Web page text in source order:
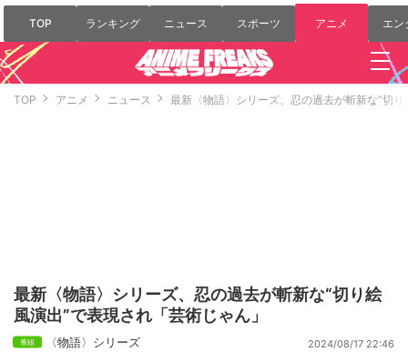
TOP ランキング ニュース スポーツ アニメ エン
TOP アニメ ニュース 最新〈物語〉シリーズ、忍の過去が斬新な“切
最新〈物語〉シリーズ、忍の過去が斬新な“切り絵
風演出”で表現され「芸術じゃん」
〈物語〉シリーズ 2024/08/17 22:46